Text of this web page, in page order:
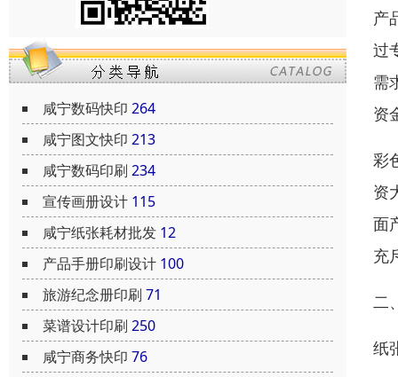
咸宁数码快印 264
咸宁图文快印 213
咸宁数码印刷 234
宣传画册设计 115
咸宁纸张耗材批发 12
产品手册印刷设计 100
旅游纪念册印刷 71
菜谱设计印刷 250
咸宁商务快印 76
产
过
需
资
彩
资
面
充
二
纸